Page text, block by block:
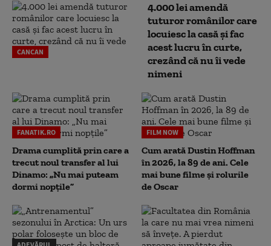
CANCAN
4.000 lei amendă
tuturor românilor care
locuiesc la casă și fac
acest lucru în curte,
crezând că nu îi vede
nimeni
FANATIK.RO
Drama cumplită prin care a
trecut noul transfer al lui
Dinamo: „Nu mai puteam
dormi nopțile”
FILM NOW
Cum arată Dustin Hoffman
în 2026, la 89 de ani. Cele
mai bune filme și rolurile
de Oscar